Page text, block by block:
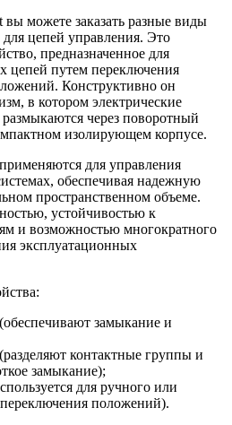
можете заказать разные виды
цепей управления. Это
предназначенное для
цепей путем переключения
Конструктивно он
в котором электрические
через поворотный
изолирующем корпусе.
для управления
обеспечивая надежную
пространственном объеме.
устойчивостью к
и возможностью многократного
эксплуатационных
замыкание и
контактные группы и
замыкание);
для ручного или
положений).